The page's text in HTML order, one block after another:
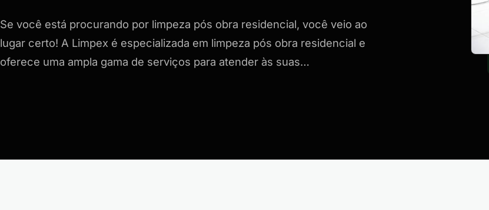
Se você está procurando por limpeza pós obra residencial, você veio ao
lugar certo! A Limpex é especializada em limpeza pós obra residencial e
oferece uma ampla gama de serviços para atender às suas…